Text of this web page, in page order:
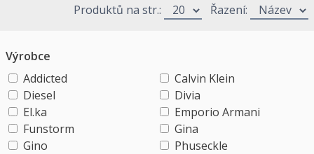
Produktů na str.:
Řazení:
Výrobce
Addicted
Calvin Klein
Diesel
Divia
El.ka
Emporio Armani
Funstorm
Gina
Gino
Phuseckle